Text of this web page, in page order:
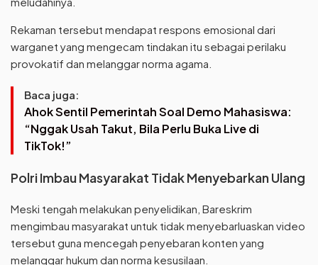
Rekaman tersebut mendapat respons emosional dari
warganet yang mengecam tindakan itu sebagai perilaku
provokatif dan melanggar norma agama.
Baca juga:
Ahok Sentil Pemerintah Soal Demo Mahasiswa:
“Nggak Usah Takut, Bila Perlu Buka Live di
TikTok!”
Polri Imbau Masyarakat Tidak Menyebarkan Ulang
Meski tengah melakukan penyelidikan, Bareskrim
mengimbau masyarakat untuk tidak menyebarluaskan video
tersebut guna mencegah penyebaran konten yang
melanggar hukum dan norma kesusilaan.